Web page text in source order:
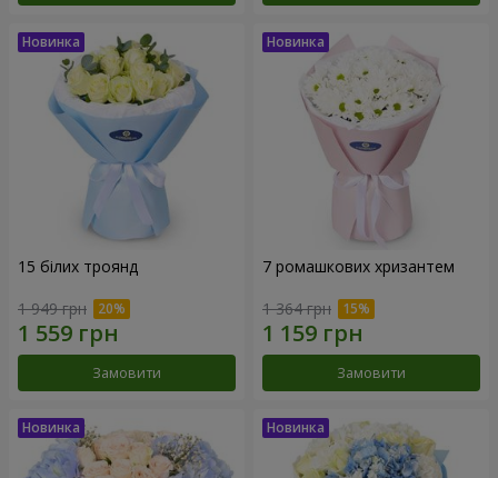
15 білих троянд
1 949 грн
Замовити
7 ромашкових хризантем
1 364 грн
Замовити